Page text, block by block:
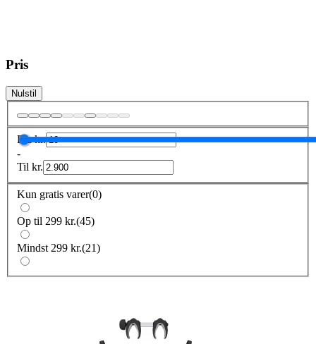
Pris
Nulstil
Frakr.
-
Til kr.
Kun gratis varer(0)
Op til 299 kr.(45)
Mindst 299 kr.(21)